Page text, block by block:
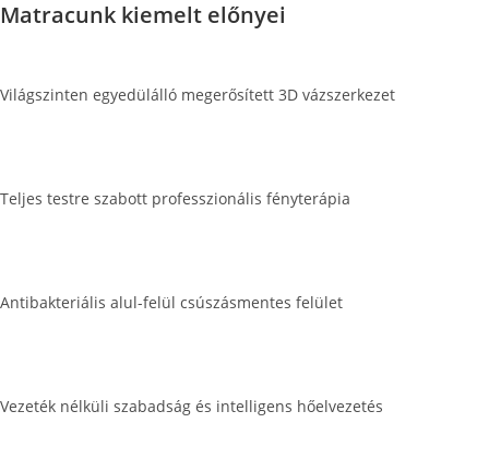
Matracunk kiemelt előnyei
Világszinten egyedülálló megerősített 3D vázszerkezet
Teljes testre szabott professzionális fényterápia
Antibakteriális alul-felül csúszásmentes felület
Vezeték nélküli szabadság és intelligens hőelvezetés